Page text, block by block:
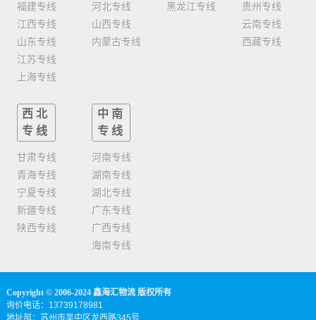
福建专线
江西专线
山东专线
江苏专线
上海专线
河北专线
山西专线
内蒙古专线
黑龙江专线
贵州专线
云南专线
西藏专线
西北
专线
甘肃专线
青海专线
宁夏专线
新疆专线
陕西专线
中南
专线
河南专线
湖南专线
湖北专线
广东专线
广西专线
海南专线
Copyright © 2006-2024 鑫海汇物流 版权所有
询价电话：13739178981
地址部：苏州市吴中区龙西路345号